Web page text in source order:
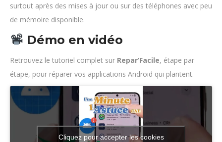
surtout après des mises à jour ou sur des téléphones avec peu
de mémoire disponible.
Démo en vidéo
Retrouvez le tutoriel complet sur Repar’Facile, étape par
étape, pour réparer vos applications Android qui plantent.
Cliquez pour accepter les cookies